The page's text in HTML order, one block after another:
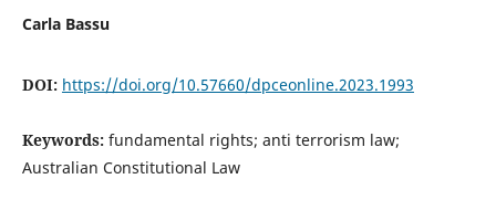
Carla Bassu
DOI: https://doi.org/10.57660/dpceonline.2023.1993
Keywords: fundamental rights; anti terrorism law;
Australian Constitutional Law